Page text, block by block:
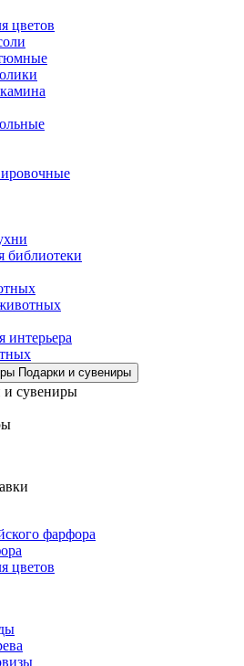
цветов
библиотеки
интерьера
Подарки и сувениры
фарфора
цветов